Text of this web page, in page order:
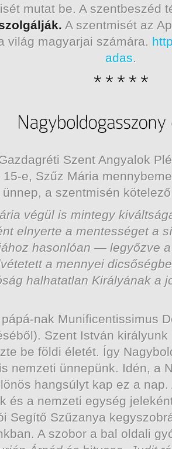
mutat be. A szentbeszéd
A szentmisét az
világ magyarjai számára.
adas.
Szent Angyalok
e, Szűz Mária
a szentmisén
végül is mintegy
elnyerte a mentességet a
hasonlóan — legyőzve
a mennyei
halhatatlan Királyának a
nak Munificentissimus
Szent István
be földi életét. Így
nemzeti ünnepünk. Idén, a
hangsúlyt kap ez a
és a nemzeti egység
Segítő Szűzanya
A szobor a bal oldali